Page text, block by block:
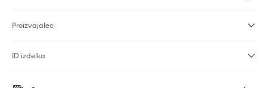
Proizvajalec
ID izdelka